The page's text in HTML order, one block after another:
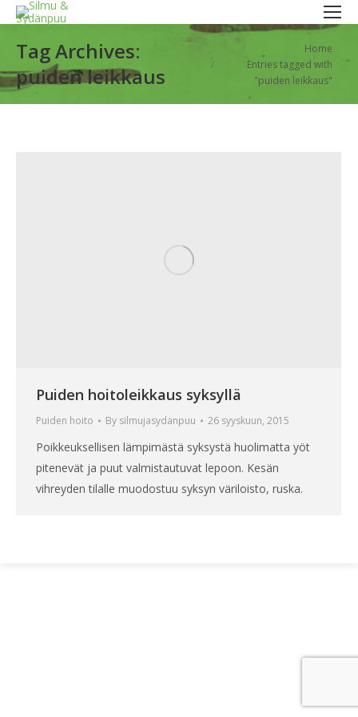
Tag Archives:
puiden leikkaus
Home
Entries tagged with
"puiden leikkaus"
Puiden hoitoleikkaus syksyllä
Puiden hoito By silmujasydanpuu 26 syyskuun, 2015
Poikkeuksellisen lämpimästä syksystä huolimatta yöt
pitenevät ja puut valmistautuvat lepoon. Kesän
vihreyden tilalle muodostuu syksyn väriloisto, ruska.